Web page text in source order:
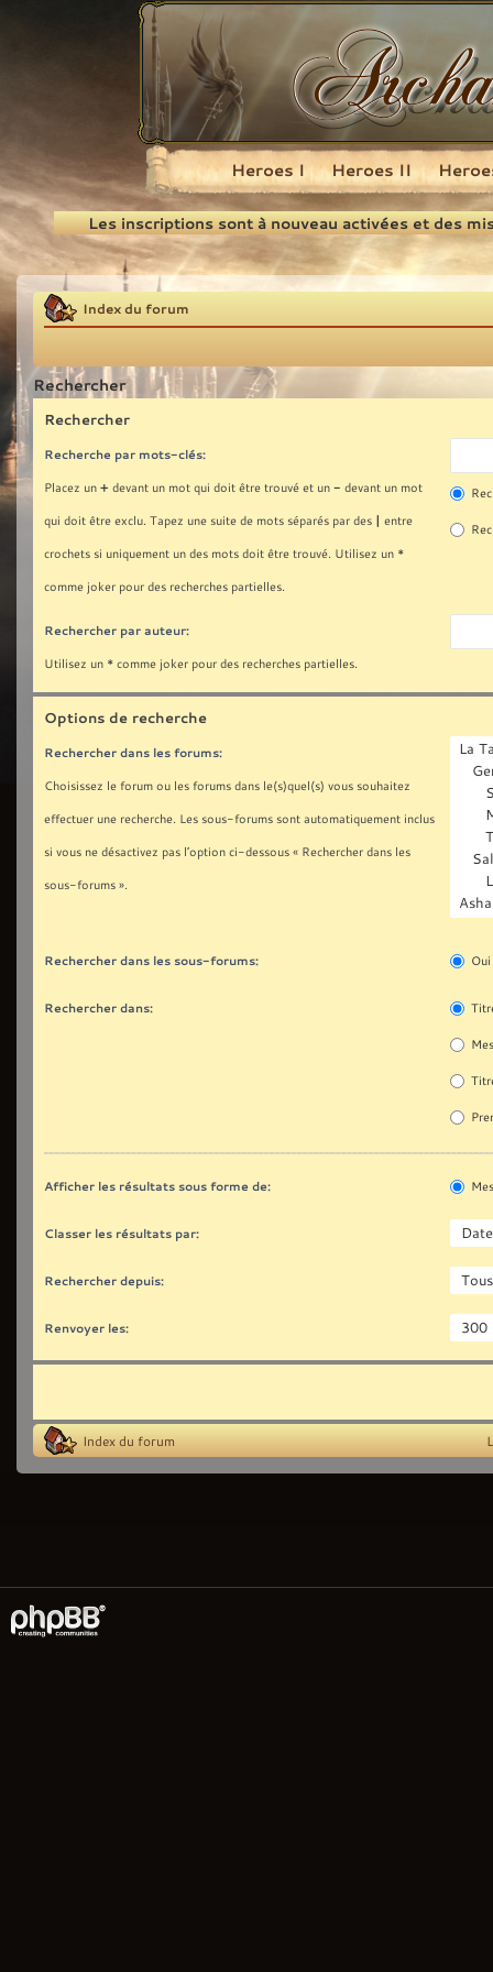
Recherche
Heroes I Heroes II
Les inscriptions sont à nouveau activées et des
Index du forum
Rechercher
Rechercher
Recherche par mots-clés:
Placez un + devant un mot qui doit être trouvé et un - devant un mot
qui doit être exclu. Tapez une suite de mots séparés par des | entre
crochets si uniquement un des mots doit être trouvé. Utilisez un *
comme joker pour des recherches partielles.
Rechercher par auteur:
Utilisez un * comme joker pour des recherches partielles.
Options de recherche
Rechercher dans les forums:
Choisissez le forum ou les forums dans le(s)quel(s) vous souhaitez
effectuer une recherche. Les sous-forums sont automatiquement inclus
si vous ne désactivez pas l’option ci-dessous « Rechercher dans les
sous-forums ».
Rechercher dans les sous-forums: Oui
Rechercher dans:
Afficher les résultats sous forme de:
Classer les résultats par:
Rechercher depuis:
Renvoyer les:
Index du forum